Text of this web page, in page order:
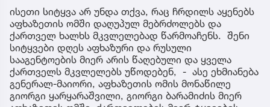
ისეთი სიტყვა არ უნდა თქვა, რაც ჩრდილს აყენებს
აფხაზეთის ომში დაღუპულ მებრძოლებს და
ქართველ ხალხს მკვლელებად წარმოაჩენს. შენი
სიტყვები დღეს აფხაზური და რუსული
სააგენტოების მიერ არის წაღებული და ყველა
ქართველს მკვლელებს უწოდებენ, - ასე ეხმიანება
გენერალ-მაიორი, აფხაზეთის ომის მონაწილე
გიორგი ყარყარაშვილი, გიორგი ბარამიძის მიერ